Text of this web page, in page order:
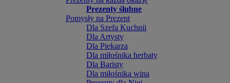
Prezenty ślubne
Pomysły na Prezent
Dla Szefa Kuchnii
Dla Artysty
Dla Piekarza
Dla miłośnika herbaty
Dla Baristy
Dla miłośnika wina